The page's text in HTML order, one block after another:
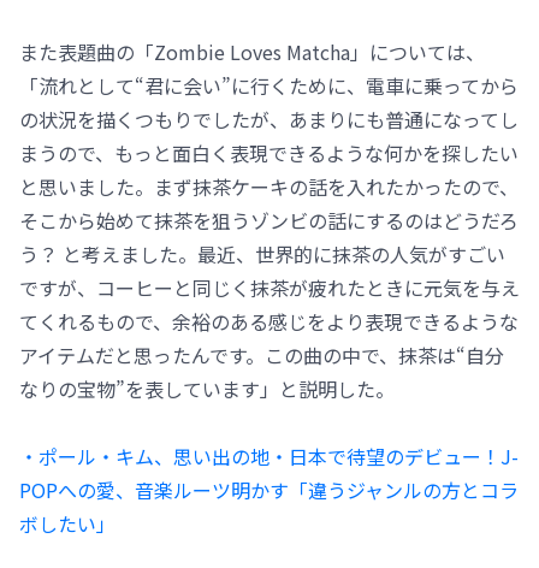
また表題曲の「Zombie Loves Matcha」については、
「流れとして“君に会い”に行くために、電車に乗ってから
の状況を描くつもりでしたが、あまりにも普通になってし
まうので、もっと面白く表現できるような何かを探したい
と思いました。まず抹茶ケーキの話を入れたかったので、
そこから始めて抹茶を狙うゾンビの話にするのはどうだろ
う？ と考えました。最近、世界的に抹茶の人気がすごい
ですが、コーヒーと同じく抹茶が疲れたときに元気を与え
てくれるもので、余裕のある感じをより表現できるような
アイテムだと思ったんです。この曲の中で、抹茶は“自分
なりの宝物”を表しています」と説明した。
・ポール・キム、思い出の地・日本で待望のデビュー！J-
POPへの愛、音楽ルーツ明かす「違うジャンルの方とコラ
ボしたい」